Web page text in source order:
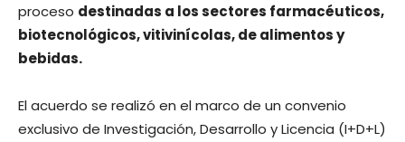
proceso destinadas a los sectores farmacéuticos,
biotecnológicos, vitivinícolas, de alimentos y
bebidas.
El acuerdo se realizó en el marco de un convenio
exclusivo de Investigación, Desarrollo y Licencia (I+D+L)